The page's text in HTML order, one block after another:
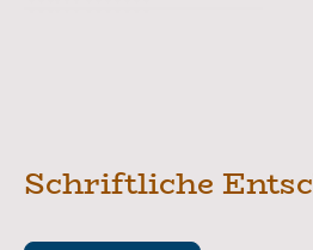
Schriftliche